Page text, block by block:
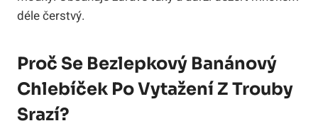
déle čerstvý.
Proč Se Bezlepkový Banánový
Chlebíček Po Vytažení Z Trouby
Srazí?